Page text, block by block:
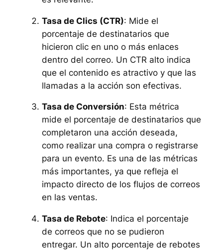
Tasa de Clics (CTR): Mide el
porcentaje de destinatarios que
hicieron clic en uno o más enlaces
dentro del correo. Un CTR alto indica
que el contenido es atractivo y que las
llamadas a la acción son efectivas.
Tasa de Conversión: Esta métrica
mide el porcentaje de destinatarios que
completaron una acción deseada,
como realizar una compra o registrarse
para un evento. Es una de las métricas
más importantes, ya que refleja el
impacto directo de los flujos de correos
en las ventas.
Tasa de Rebote: Indica el porcentaje
de correos que no se pudieron
entregar. Un alto porcentaje de rebotes